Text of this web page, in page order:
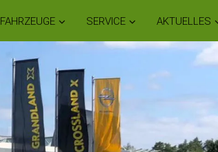
FAHRZEUGE SERVICE AKTUELLES